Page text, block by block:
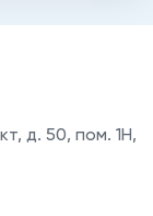
д. 50, пом. 1Н,